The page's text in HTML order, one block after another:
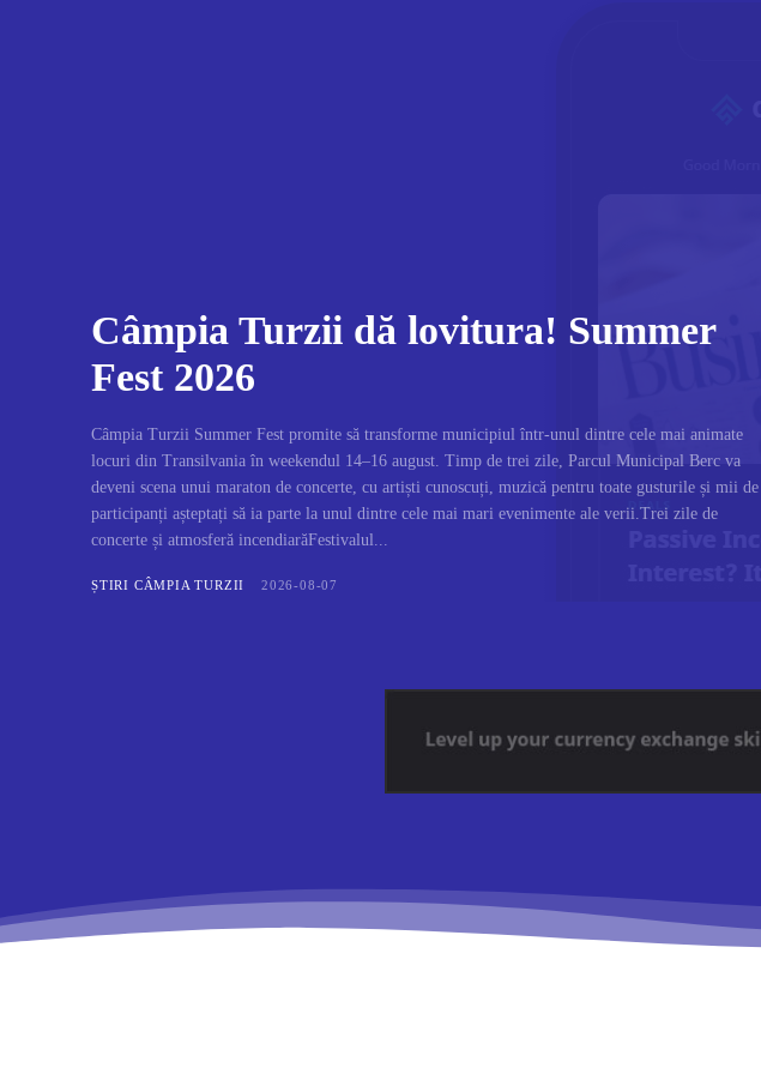
Câmpia Turzii dă lovitura! Summer
Fest 2026
Câmpia Turzii Summer Fest promite să transforme municipiul într-unul dintre cele mai animate
locuri din Transilvania în weekendul 14–16 august. Timp de trei zile, Parcul Municipal Berc va
deveni scena unui maraton de concerte, cu artiști cunoscuți, muzică pentru toate gusturile și mii de
participanți așteptați să ia parte la unul dintre cele mai mari evenimente ale verii.Trei zile de
concerte și atmosferă incendiarăFestivalul...
ȘTIRI CÂMPIA TURZII 2026-08-07